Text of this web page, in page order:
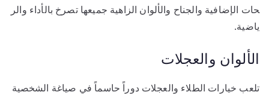
حات الإضافية والجناح والألوان الزاهية جميعها تصرخ بالأداء والر
ياضية.
الألوان والعجلات
تلعب خيارات الطلاء والعجلات دوراً حاسماً في صياغة الشخصية